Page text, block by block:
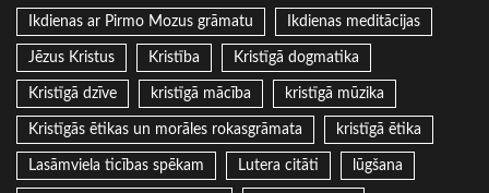
Ikdienas ar Pirmo Mozus grāmatu Ikdienas meditācijas
Jēzus Kristus Kristība Kristīgā dogmatika
Kristīgā dzīve kristīgā mācība kristīgā mūzika
Kristīgās ētikas un morāles rokasgrāmata kristīgā ētika
Lasāmviela ticības spēkam Lutera citāti lūgšana